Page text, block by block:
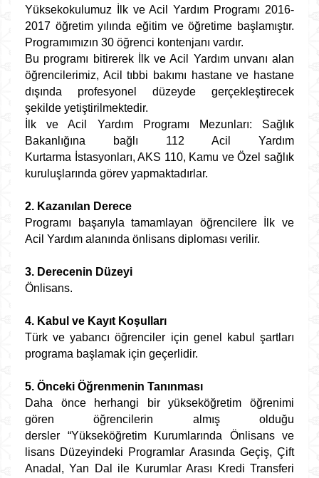
Yüksekokulumuz İlk ve Acil Yardım Programı 2016-
2017 öğretim yılında eğitim ve öğretime başlamıştır.
Programımızın 30 öğrenci kontenjanı vardır.
Bu programı bitirerek İlk ve Acil Yardım unvanı alan
öğrencilerimiz, Acil tıbbi bakımı hastane ve hastane
dışında profesyonel düzeyde gerçekleştirecek
şekilde yetiştirilmektedir.
İlk ve Acil Yardım Programı Mezunları: Sağlık
Bakanlığına bağlı 112 Acil Yardım
Kurtarma İstasyonları, AKS 110, Kamu ve Özel sağlık
kuruluşlarında görev yapmaktadırlar.
2. Kazanılan Derece
Programı başarıyla tamamlayan öğrencilere İlk ve
Acil Yardım alanında önlisans diploması verilir.
3. Derecenin Düzeyi
Önlisans.
4. Kabul ve Kayıt Koşulları
Türk ve yabancı öğrenciler için genel kabul şartları
programa başlamak için geçerlidir.
5. Önceki Öğrenmenin Tanınması
Daha önce herhangi bir yükseköğretim öğrenimi
gören öğrencilerin almış olduğu
dersler “Yükseköğretim Kurumlarında Önlisans ve
lisans Düzeyindeki Programlar Arasında Geçiş, Çift
Anadal, Yan Dal ile Kurumlar Arası Kredi Transferi